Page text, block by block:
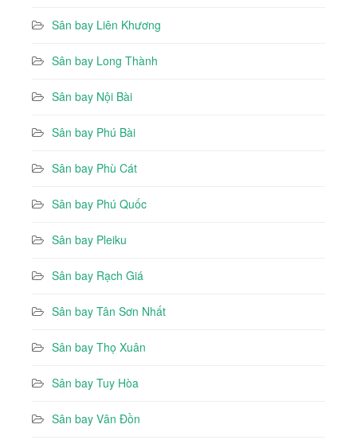
Sân bay Liên Khương
Sân bay Long Thành
Sân bay Nội Bài
Sân bay Phú Bài
Sân bay Phù Cát
Sân bay Phú Quốc
Sân bay Pleiku
Sân bay Rạch Giá
Sân bay Tân Sơn Nhất
Sân bay Thọ Xuân
Sân bay Tuy Hòa
Sân bay Vân Đồn